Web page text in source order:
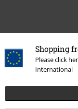
Shopping
Please click
International
More categories.